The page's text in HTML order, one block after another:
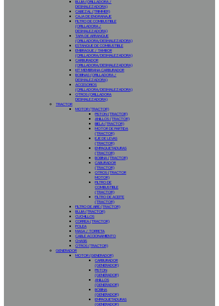
BUJIA (ORILLADORA /
DESMALEZADORA)
CABEZAL (TRIMMER)
CAJA DE ENGRANAJE
FILTRO DE COMBUSTIBLE
(ORILLADORA /
DESMALEZADORA)
TAPA DE ARRANQUE
(ORILLADORA/DESMALEZADORA)
ESTANQUE DE COMBUSTIBLE
EMBRAGUE / TAMBOR
(ORILLADORA/DESMALEZADORA)
CARBURADOR
(ORILLADORA/DESMALEZADORA)
KIT MEMBRANA CARBURADOR
BOBINAS (ORILLADORA /
DESMALEZADORA)
ACCESORIOS
(ORILLADORA/DESMALEZADORA)
OTROS (ORILLADORA
DESMALEZADORA)
TRACTOR
MOTOR (TRACTOR)
PISTON (TRACTOR)
ANILLOS (TRACTOR)
BIELA (TRACTOR)
MOTOR DE PARTIDA
(TRACTOR)
EJE DE LEVAS
(TRACTOR)
EMPAQUETADURAS
(TRACTOR)
BOBINA (TRACTOR)
CABURADOR
(TRACTOR)
OTROS (TRACTOR
MOTOR)
FILTRO DE
COMBUSTIBLE
(TRACTOR)
FILTRO DE ACEITE
(TRACTOR)
FILTRO DE AIRE (TRACTOR)
BUJIA (TRACTOR)
CUCHILLOS
CORREA (TRACTOR)
POLEA
MASA / TORRETA
CABLE ACCIONAMIENTO
CHASIS
OTROS (TRACTOR)
GENERADOR
MOTOR (GENERADOR)
CARBURADOR
(GENERADOR)
PISTON
(GENERADOR)
ANILLOS
(GENERADOR)
BOBINA
(GENERADOR)
EMPAQUETADURAS
(GENERADOR)